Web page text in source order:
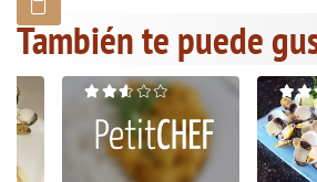
También te puede